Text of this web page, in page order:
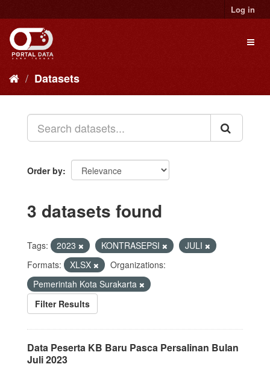
to
content
Log in
Datasets
Order by
3 datasets found
Tags: 2023 KONTRASEPSI
JULI
Formats:
XLSX
Organizations:
Pemerintah Kota Surakarta
Filter Results
Data Peserta KB Baru Pasca Persalinan Bulan
Juli 2023